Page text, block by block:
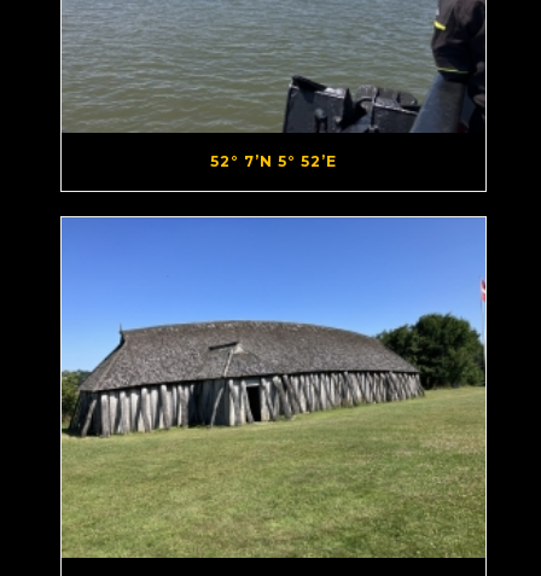
52° 7’N 5° 52’E